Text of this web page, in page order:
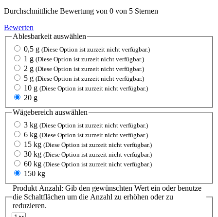
Durchschnittliche Bewertung von 0 von 5 Sternen
Bewerten
Ablesbarkeitauswählen
0,5 g (Diese Option ist zurzeit nicht verfügbar.)
1 g (Diese Option ist zurzeit nicht verfügbar.)
2 g (Diese Option ist zurzeit nicht verfügbar.)
5 g (Diese Option ist zurzeit nicht verfügbar.)
10 g (Diese Option ist zurzeit nicht verfügbar.)
20 g
Wägebereich auswählen
3 kg (Diese Option ist zurzeit nicht verfügbar.)
6 kg (Diese Option ist zurzeit nicht verfügbar.)
15 kg (Diese Option ist zurzeit nicht verfügbar.)
30 kg (Diese Option ist zurzeit nicht verfügbar.)
60 kg (Diese Option ist zurzeit nicht verfügbar.)
150 kg
Produkt Anzahl: Gib den gewünschten Wert ein oder benutze
die Schaltflächen um die Anzahl zu erhöhen oder zu
reduzieren.